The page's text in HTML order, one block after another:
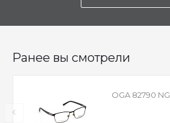
Ранее вы смотрели
OGA 82790 NG